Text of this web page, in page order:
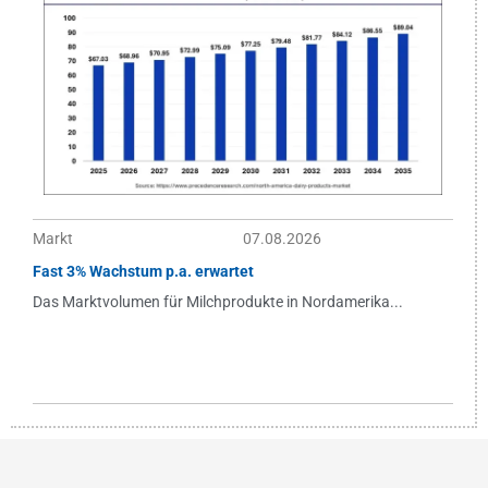
Markt
07.08.2026
Fast 3% Wachstum p.a. erwartet
Das Marktvolumen für Milchprodukte in Nordamerika...